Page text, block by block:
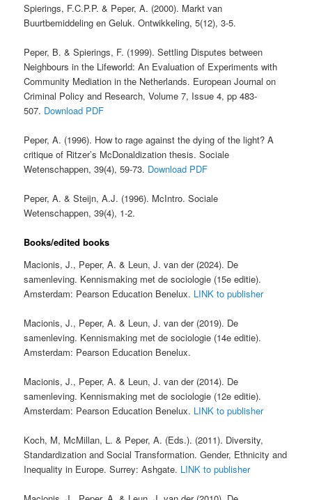
Spierings, F.C.P.P. & Peper, A. (2000). Markt van
Buurtbemiddeling en Geluk. Ontwikkeling, 5(12), 3-5.
Peper, B. & Spierings, F. (1999). Settling Disputes between
Neighbours in the Lifeworld: An Evaluation of Experiments with
Community Mediation in the Netherlands. European Journal on
Criminal Policy and Research, Volume 7, Issue 4, pp 483-
507. Download PDF
Peper, A. (1996). How to rage against the dying of the light? A
critique of Ritzer’s McDonaldization thesis. Sociale
Wetenschappen, 39(4), 59-73. Download PDF
Peper, A. & Steijn, A.J. (1996). McIntro. Sociale
Wetenschappen, 39(4), 1-2.
Books/edited books
Macionis, J., Peper, A. & Leun, J. van der (2024). De
samenleving. Kennismaking met de sociologie (15e editie).
Amsterdam: Pearson Education Benelux. LINK to publisher
Macionis, J., Peper, A. & Leun, J. van der (2019). De
samenleving. Kennismaking met de sociologie (14e editie).
Amsterdam: Pearson Education Benelux.
Macionis, J., Peper, A. & Leun, J. van der (2014). De
samenleving. Kennismaking met de sociologie (12e editie).
Amsterdam: Pearson Education Benelux. LINK to publisher
Koch, M, McMillan, L. & Peper, A. (Eds.). (2011). Diversity,
Standardization and Social Transformation. Gender, Ethnicity and
Inequality in Europe. Surrey: Ashgate. LINK to publisher